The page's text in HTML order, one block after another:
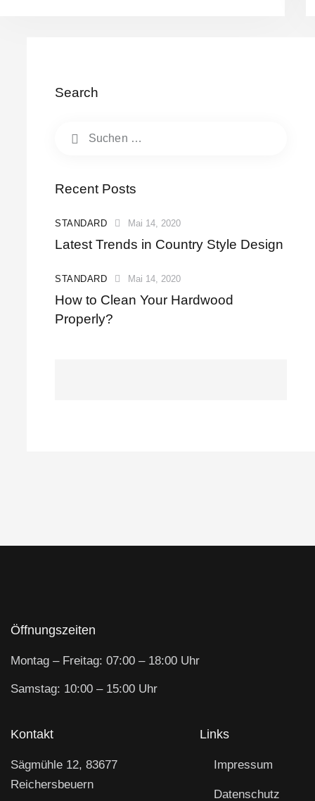
Search
Recent Posts
STANDARD Mai 14, 2020
Latest Trends in Country Style Design
STANDARD Mai 14, 2020
How to Clean Your Hardwood
Properly?
Öffnungszeiten
Montag – Freitag: 07:00 – 18:00 Uhr
Samstag: 10:00 – 15:00 Uhr
Kontakt
Sägmühle 12, 83677
Reichersbeuern
Links
Impressum
Datenschutz